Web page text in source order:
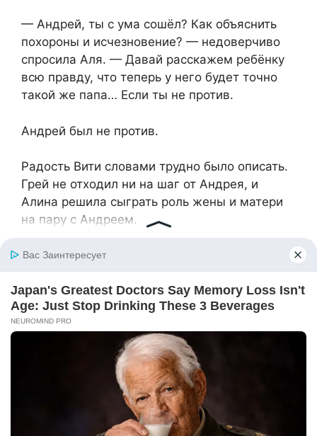
— Андрей, ты с ума сошёл? Как объяснить
похороны и исчезновение? — недоверчиво
спросила Аля. — Давай расскажем ребёнку
всю правду, что теперь у него будет точно
такой же папа… Если ты не против.
Андрей был не против.
Радость Вити словами трудно было описать.
Грей не отходил ни на шаг от Андрея, и
Алина решила сыграть роль жены и матери
на пару с Андреем.
Незаметно между ними возникло чувство, и
видя в нём любимого мужа. Андрей всё
понял правильно. Они вместе посетили
могилу Игоря. Положив цветы, и он
— Спи спокойно, дорогой брат. Обещаю, я
никогда их не оставлю и позабочусь о них.
Андрей, наконец, получил права и стал